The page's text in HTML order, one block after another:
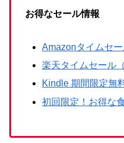
お得なセール情報
Amazonタイムセ
楽天タイムセール
Kindle 期間限定無
初回限定！お得な